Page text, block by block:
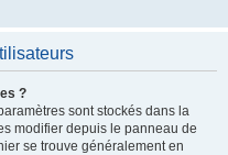
?
sont stockés dans la
modifier depuis le panneau de
se trouve généralement en